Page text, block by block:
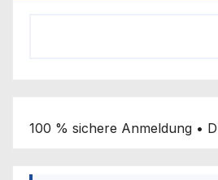
100 % sichere Anmeldung •